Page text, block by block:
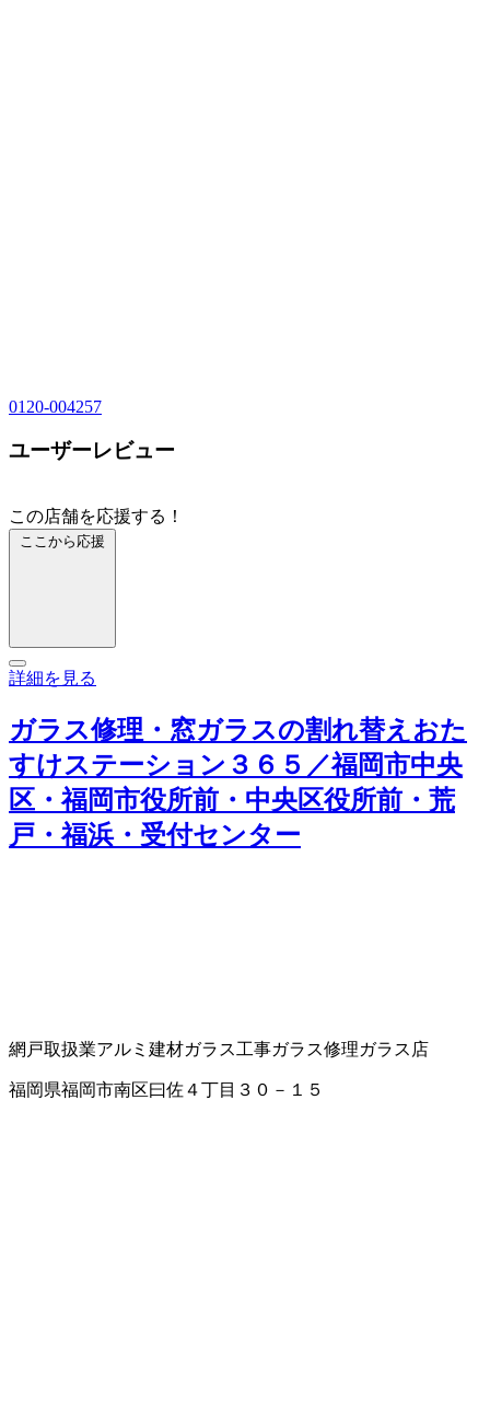
0120-004257
ユーザーレビュー
この店舗を応援する！
ここから応援
詳細を見る
ガラス修理・窓ガラスの割れ替えおた
すけステーション３６５／福岡市中央
区・福岡市役所前・中央区役所前・荒
戸・福浜・受付センター
網戸取扱業アルミ建材ガラス工事ガラス修理ガラス店
福岡県福岡市南区曰佐４丁目３０－１５